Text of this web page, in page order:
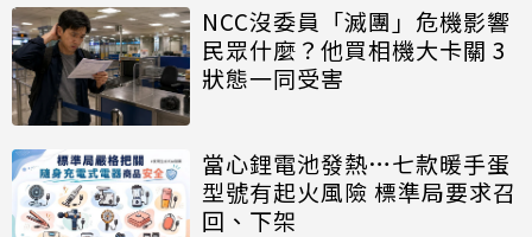
NCC沒委員「滅團」危機影響
民眾什麼？他買相機大卡關 3
狀態一同受害
當心鋰電池發熱…七款暖手蛋
型號有起火風險 標準局要求召
回、下架